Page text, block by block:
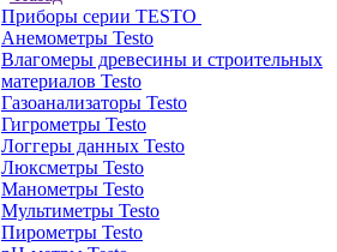
Приборы серии TESTO
Анемометры Testo
Влагомеры древесины и строительных
материалов Testo
Газоанализаторы Testo
Гигрометры Testo
Логгеры данных Testo
Люксметры Testo
Манометры Testo
Мультиметры Testo
Пирометры Testo